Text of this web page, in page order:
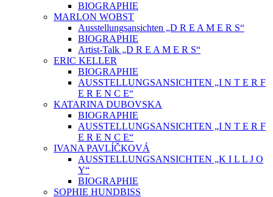
BIOGRAPHIE
MARLON WOBST
Ausstellungsansichten „D R E A M E R S“
BIOGRAPHIE
Artist-Talk „D R E A M E R S“
ERIC KELLER
BIOGRAPHIE
AUSSTELLUNGSANSICHTEN „I N T E R F
E R E N C E“
KATARINA DUBOVSKA
BIOGRAPHIE
AUSSTELLUNGSANSICHTEN „I N T E R F
E R E N C E“
IVANA PAVLÍČKOVÁ
AUSSTELLUNGSANSICHTEN „K I L L J O
Y“
BIOGRAPHIE
SOPHIE HUNDBISS